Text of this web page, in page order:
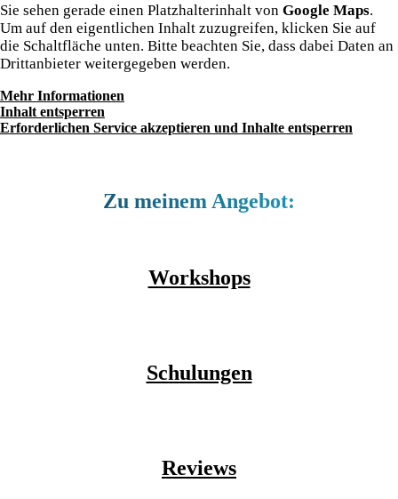
Sie sehen gerade einen Platzhalterinhalt von Google Maps.
Um auf den eigentlichen Inhalt zuzugreifen, klicken Sie auf
die Schaltfläche unten. Bitte beachten Sie, dass dabei Daten an
Drittanbieter weitergegeben werden.
Mehr Informationen
Inhalt entsperren
Erforderlichen Service akzeptieren und Inhalte entsperren
Zu meinem Angebot:
Workshops
Schulungen
Reviews